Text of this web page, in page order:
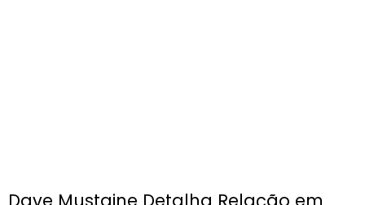
Dave Mustaine Detalha Relação em